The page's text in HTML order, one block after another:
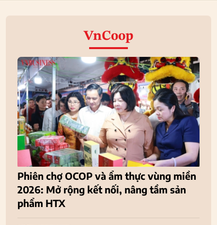
VnCoop
Phiên chợ OCOP và ẩm thực vùng miền
2026: Mở rộng kết nối, nâng tầm sản
phẩm HTX